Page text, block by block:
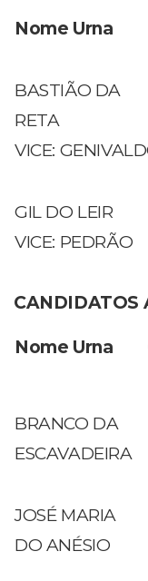
Nome Urna
BASTIÃO DA
RETA
VICE:
GIL DO LEIR
VICE: PEDRÃO
CANDIDATOS
Nome Urna
BRANCO DA
ESCAVADEIRA
JOSÉ MARIA
DO ANÉSIO